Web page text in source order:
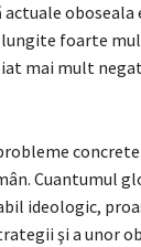
oboseala
foarte
mai mult
Cuantumul
ideologic,
şi a unor